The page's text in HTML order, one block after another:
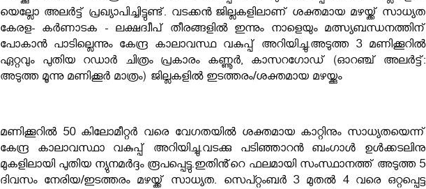
യെല്ലോ അലർട്ട് പ്രഖ്യാപിച്ചിട്ടുണ്ട്. വടക്കൻ ജില്ലകളിലാണ് ശക്തമായ മഴയ്ക്ക് സാധ്യത
കേരള- കർണാടക - ലക്ഷദ്വീപ് തീരങ്ങളിൽ ഇന്നും നാളെയും മത്സ്യബന്ധനത്തിന്
പോകാൻ പാടില്ലെന്നും കേന്ദ്ര കാലാവസ്ഥ വകുപ്പ് അറിയിച്ചു.അടുത്ത 3 മണിക്കൂറിൽ
ഏറ്റവും പുതിയ റഡാർ ചിത്രം പ്രകാരം കണ്ണൂർ, കാസറഗോഡ് (ഓറഞ്ച് അലർട്ട്:
അടുത്ത മൂന്നു മണിക്കൂർ മാത്രം) ജില്ലകളിൽ ഇടത്തരം/ശക്തമായ മഴയ്ക്കും
മണിക്കൂറിൽ 50 കിലോമീറ്റർ വരെ വേഗതയിൽ ശക്തമായ കാറ്റിനും സാധ്യതയെന്ന്
കേന്ദ്ര കാലാവസ്ഥാ വകുപ്പ് അറിയിച്ചു.വടക്കു പടിഞ്ഞാറൻ ബംഗാൾ ഉൾക്കടലിനു
മുകളിലായി പുതിയ ന്യുനമർദ്ദം രൂപപ്പെട്ടു.ഇതിൻ്റെ ഫലമായി സംസ്ഥാനത്ത് അടുത്ത 5
ദിവസം നേരിയ/ഇടത്തരം മഴയ്ക്ക് സാധ്യത. സെപ്റ്റംബർ 3 മുതൽ 4 വരെ ഒറ്റപ്പെട്ട